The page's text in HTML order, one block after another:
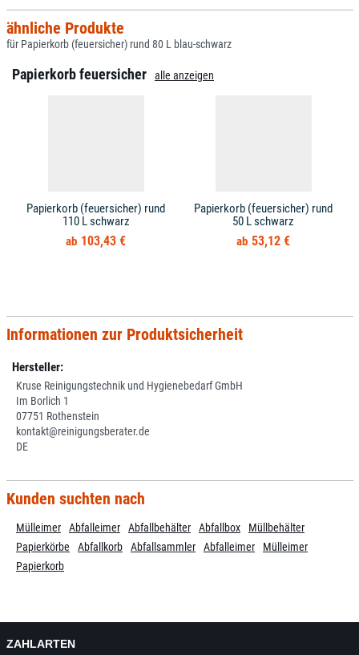
ähnliche Produkte
für Papierkorb (feuersicher) rund 80 L blau-schwarz
Papierkorb feuersicher alle anzeigen
Papierkorb (feuersicher) rund
110 L schwarz
103,43 €
Papierkorb (feuersicher) rund
50 L schwarz
53,12 €
Informationen zur Produktsicherheit
Hersteller:
Kruse Reinigungstechnik und Hygienebedarf GmbH
Im Borlich 1
07751 Rothenstein
kontakt@reinigungsberater.de
DE
Kunden suchten nach
Mülleimer Abfalleimer Abfallbehälter Abfallbox
Müllbehälter
Papierkörbe
Abfallkorb Abfallsammler Abfalleimer
Mülleimer
Papierkorb
ZAHLARTEN